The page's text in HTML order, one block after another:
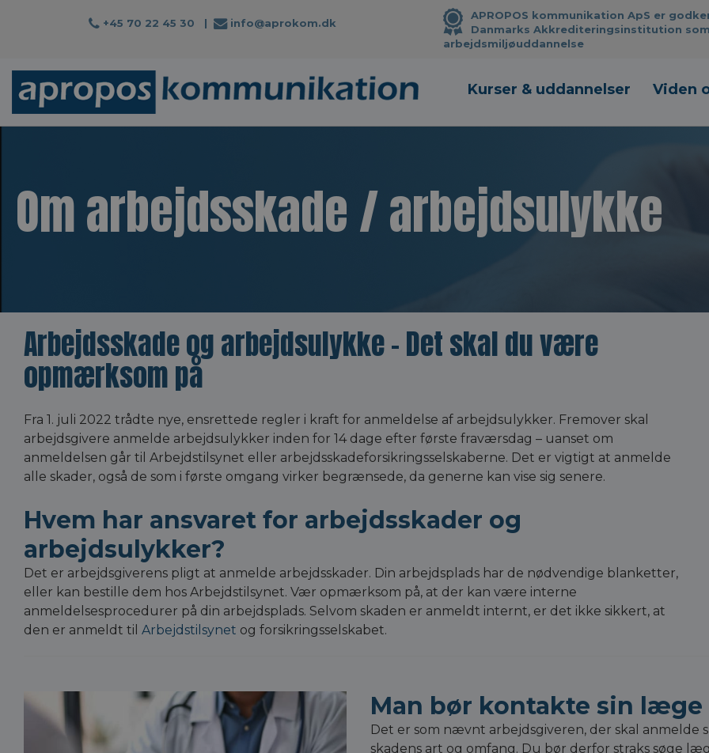
+45 70 22 45 30 | info@aprokom.dk
APROPOS kommunikation ApS er
Danmarks Akkrediteringsinstitution
arbejdsmiljøuddannelse
Kurser & uddannelser Viden
Om arbejdsskade / arbejdsulykke
Arbejdsskade og arbejdsulykke - Det skal du være
opmærksom på
Fra 1. juli 2022 trådte nye, ensrettede regler i kraft for anmeldelse af arbejdsulykker. Fremover skal
arbejdsgivere anmelde arbejdsulykker inden for 14 dage efter første fraværsdag – uanset om
anmeldelsen går til Arbejdstilsynet eller arbejdsskadeforsikringsselskaberne. Det er vigtigt at anmelde
alle skader, også de som i første omgang virker begrænsede, da generne kan vise sig senere.
Hvem har ansvaret for arbejdsskader og
arbejdsulykker?
Det er arbejdsgiverens pligt at anmelde arbejdsskader. Din arbejdsplads har de nødvendige blanketter,
eller kan bestille dem hos Arbejdstilsynet. Vær opmærksom på, at der kan være interne
anmeldelsesprocedurer på din arbejdsplads. Selvom skaden er anmeldt internt, er det ikke sikkert, at
den er anmeldt til Arbejdstilsynet og forsikringsselskabet.
Man bør kontakte sin læge
Det er som nævnt arbejdsgiveren, der skal
skadens art og omfang. Du bør derfor straks søge